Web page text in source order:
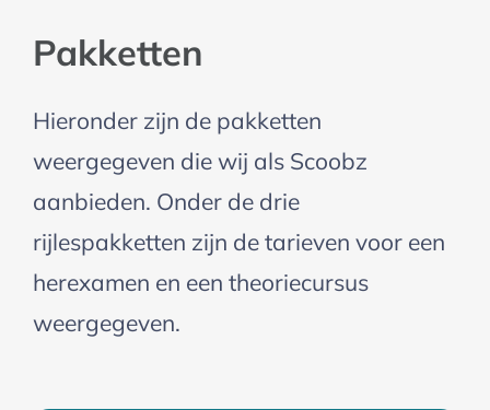
Pakketten
Hieronder zijn de pakketten
weergegeven die wij als Scoobz
aanbieden. Onder de drie
rijlespakketten zijn de tarieven voor een
herexamen en een theoriecursus
weergegeven.